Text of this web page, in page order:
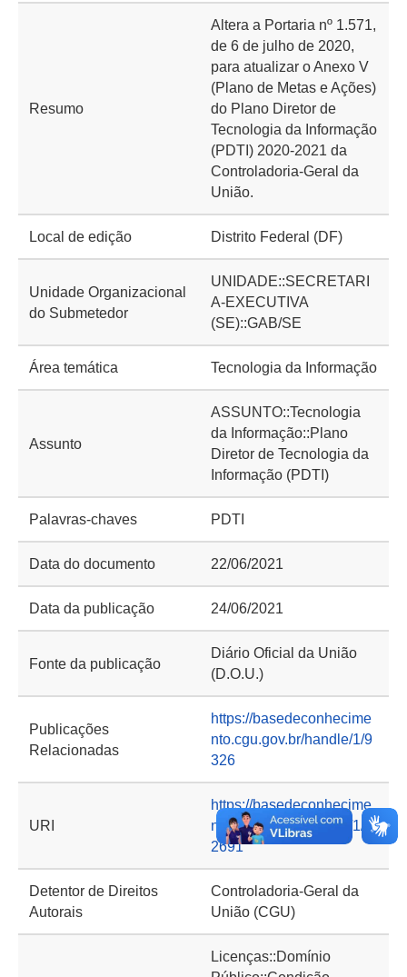
Resumo
Altera a Portaria nº 1.571,
de 6 de julho de 2020,
para atualizar o Anexo V
(Plano de Metas e Ações)
do Plano Diretor de
Tecnologia da Informação
(PDTI) 2020-2021 da
Controladoria-Geral da
União.
Local de edição Distrito Federal (DF)
Unidade Organizacional
do Submetedor
UNIDADE::SECRETARI
A-EXECUTIVA
(SE)::GAB/SE
Área temática Tecnologia da Informação
Assunto
ASSUNTO::Tecnologia
da Informação::Plano
Diretor de Tecnologia da
Informação (PDTI)
Palavras-chaves PDTI
Data do documento 22/06/2021
Data da publicação 24/06/2021
Fonte da publicação
Diário Oficial da União
(D.O.U.)
Publicações
Relacionadas
https://basedeconhecime
nto.cgu.gov.br/handle/1/9
326
URI
https://basedeconhecime
nto.cgu.gov.br/handle/1/1
2691
Detentor de Direitos
Autorais
Controladoria-Geral da
União (CGU)
Licenças::Domínio